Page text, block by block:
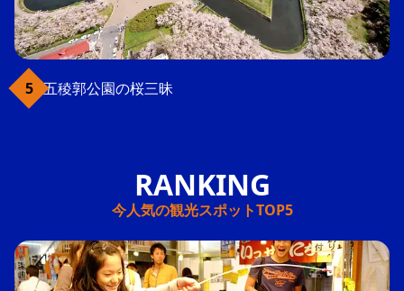
五稜郭公園の桜三昧
今人気の観光スポットTOP5